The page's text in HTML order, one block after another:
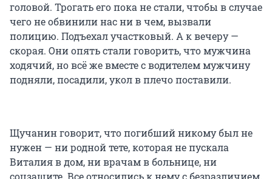
головой. Трогать его пока не стали, чтобы в случае
чего не обвинили нас ни в чем, вызвали
полицию. Подъехал участковый. А к вечеру —
скорая. Они опять стали говорить, что мужчина
ходячий, но всё же вместе с водителем мужчину
подняли, посадили, укол в плечо поставили.
Щучанин говорит, что погибший никому был не
нужен — ни родной тете, которая не пускала
Виталия в дом, ни врачам в больнице, ни
соцзащите. Все относились к нему с безразличием.